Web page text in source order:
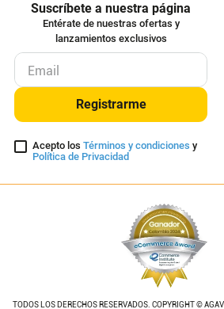
Suscríbete a nuestra página
Entérate de nuestras ofertas y
lanzamientos exclusivos
Registrarme
Acepto los Términos y condiciones y
Política de Privacidad
TODOS LOS DERECHOS RESERVADOS. COPYRIGHT ©